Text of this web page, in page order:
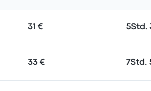
31 € 5Std.
33 € 7Std.